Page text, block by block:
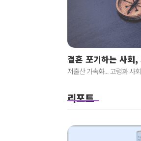
결혼 포기하는 사회
저출산 가속화... 고령화 사
리포트